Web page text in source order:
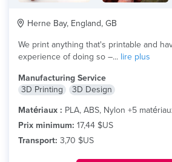
Herne Bay, England, GB
We print anything that's printable and
experience of doing so –... lire plus
Manufacturing Service
3D Printing
3D Design
Matériaux : PLA, ABS, Nylon +5
Prix minimum: 17,44 $US
Transport: 3,70 $US